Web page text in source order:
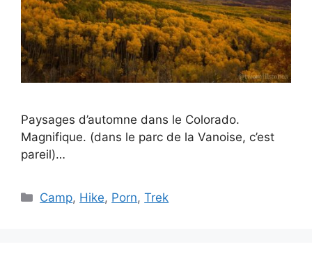
Paysages d’automne dans le Colorado.
Magnifique. (dans le parc de la Vanoise, c’est
pareil)…
Catégories
Camp, Hike, Porn,Trek